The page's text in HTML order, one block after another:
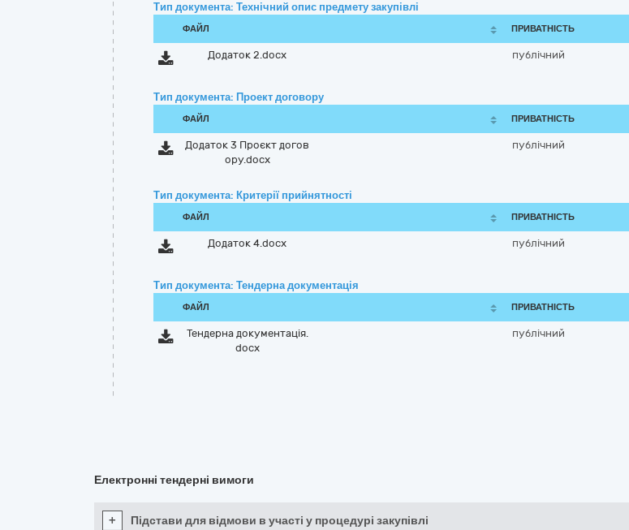
Тип документа: Технічний опис предмету закупівлі
ФАЙЛ ПРИВАТНІСТЬ
Додаток 2.docx публічний
Тип документа: Проект договору
ФАЙЛ ПРИВАТНІСТЬ
Додаток 3 Проєкт догов
ору.docx
публічний
Тип документа: Критерії прийнятності
ФАЙЛ ПРИВАТНІСТЬ
Додаток 4.docx публічний
Тип документа: Тендерна документація
ФАЙЛ ПРИВАТНІСТЬ
Тендерна документація.
docx
публічний
Електронні тендерні вимоги
+ Підстави для відмови в участі у процедурі закупівлі